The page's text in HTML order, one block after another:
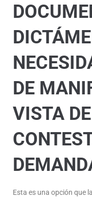
DE
VISTA
Esta es una opción que